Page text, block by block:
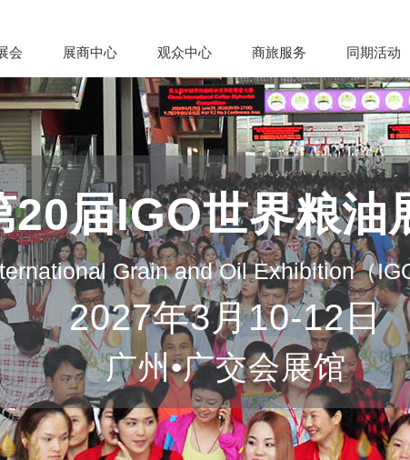
会 展商中心 观众中心 商旅服务 同期活动
20届IGO世界粮油
Grain and Oil Exhibition（
2027年3月10-12日
广州•广交会展馆